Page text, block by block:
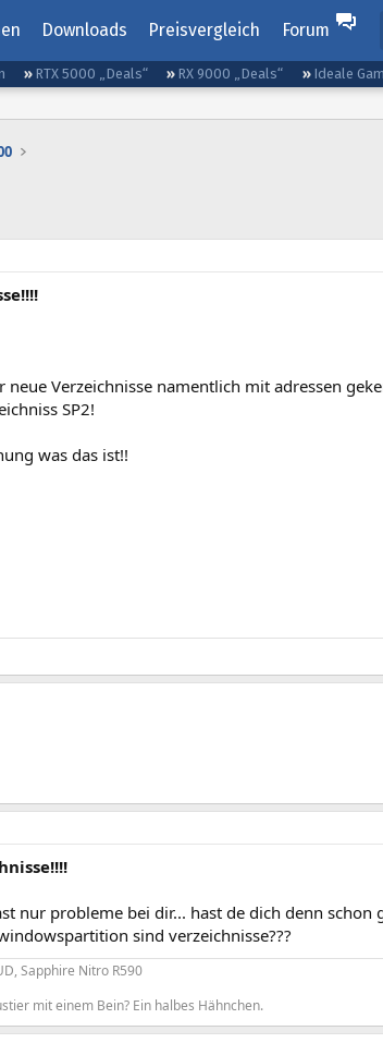
Downloads Preisvergleich Forum
RTX 5000 „Deals“ RX 9000 „Deals“ Ideale
Verzeichnisse namentlich mit adressen
SP2!
was das ist!!
nur probleme bei dir... hast de dich denn
sind verzeichnisse???
Sapphire Nitro R590
mit einem Bein? Ein halbes Hähnchen.